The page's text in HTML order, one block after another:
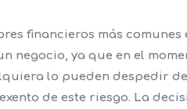
financieros más comunes
negocio, ya que en el
lo pueden despedir
de este riesgo. La